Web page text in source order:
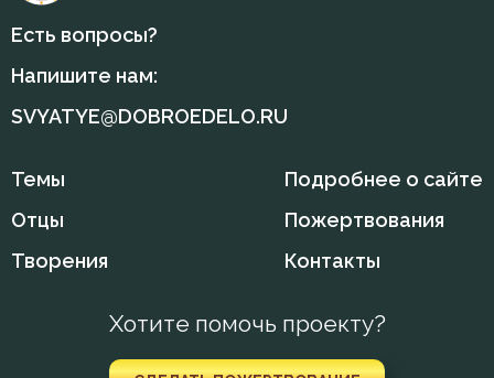
Воздержание
Война
Воля
Воля Божия
Воплощение
Воскресение
Воспитание
Есть вопросы?
Напишите нам:
SVYATYE@DOBROEDELO.RU
Темы
Отцы
Творения
Подробнее о сайте
Пожертвования
Контакты
Хотите помочь проекту?